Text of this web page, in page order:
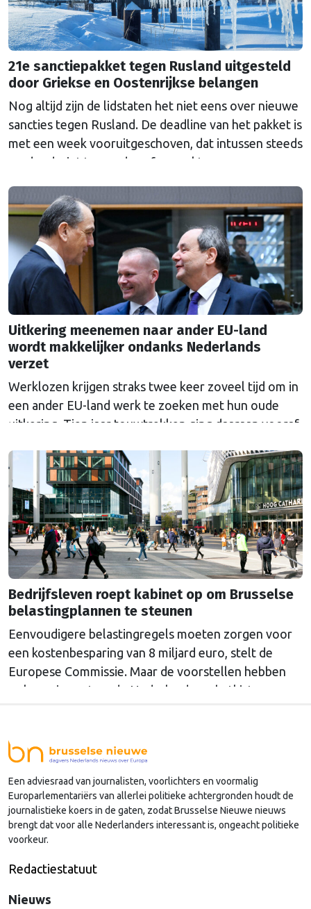
21e sanctiepakket tegen Rusland uitgesteld
door Griekse en Oostenrijkse belangen
Nog altijd zijn de lidstaten het niet eens over nieuwe
sancties tegen Rusland. De deadline van het pakket is
met een week vooruitgeschoven, dat intussen steeds
verder dreigt te worden afgezwakt.
Uitkering meenemen naar ander EU-land
wordt makkelijker ondanks Nederlands
verzet
Werklozen krijgen straks twee keer zoveel tijd om in
een ander EU-land werk te zoeken met hun oude
uitkering. Tien jaar touwtrekken ging daaraan vooraf.
Bedrijfsleven roept kabinet op om Brusselse
belastingplannen te steunen
Eenvoudigere belastingregels moeten zorgen voor
een kostenbesparing van 8 miljard euro, stelt de
Europese Commissie. Maar de voorstellen hebben
ook een impact op de Nederlandse schatkist.
Een adviesraad van journalisten, voorlichters en voormalig
Europarlementariërs van allerlei politieke achtergronden houdt de
journalistieke koers in de gaten, zodat Brusselse Nieuwe nieuws
brengt dat voor alle Nederlanders interessant is, ongeacht politieke
voorkeur.
Redactiestatuut
Nieuws